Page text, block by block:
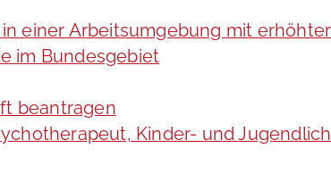
einer Arbeitsumgebung mit
im Bundesgebiet
beantragen
Kinder- und